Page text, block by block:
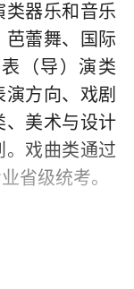
类器乐和音乐
芭蕾舞、国际
（导）演类
演方向、戏剧
、美术与设计
。戏曲类通过
省级统考。
类专业批次